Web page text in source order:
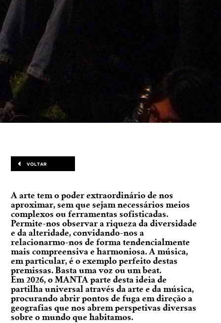
VOLTAR
A arte tem o poder extraordinário de nos
aproximar, sem que sejam necessários meios
complexos ou ferramentas sofisticadas.
Permite-nos observar a riqueza da diversidade
e da alteridade, convidando-nos a
relacionarmo-nos de forma tendencialmente
mais compreensiva e harmoniosa. A música,
em particular, é o exemplo perfeito destas
premissas. Basta uma voz ou um beat.
Em 2026, o MANTA parte desta ideia de
partilha universal através da arte e da música,
procurando abrir pontos de fuga em direção a
geografias que nos abrem perspetivas diversas
sobre o mundo que habitamos.